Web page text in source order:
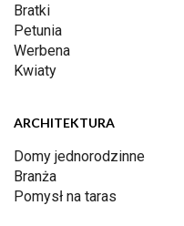
Bratki
Petunia
Werbena
Kwiaty
ARCHITEKTURA
Domy jednorodzinne
Branża
Pomysł na taras